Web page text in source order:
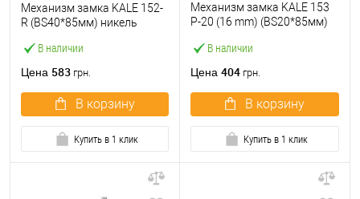
В наличии
Механизм замка KALE 152-
R (BS40*85мм) никель
Цена 583 грн.
В корзину
Купить в 1 клик
В наличии
Механизм замка KALE 153
P-20 (16 mm) (BS20*85мм)
Цена 404 грн.
В корзину
Купить в 1 клик